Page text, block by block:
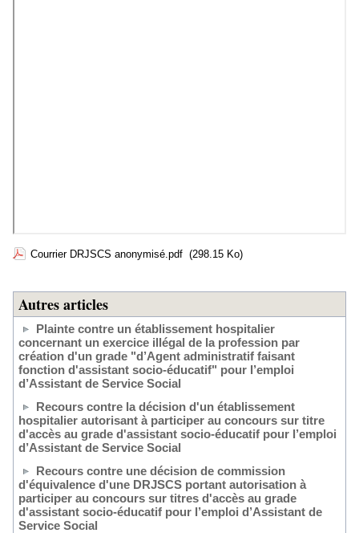
Courrier DRJSCS anonymisé.pdf (298.15 Ko)
Autres articles
Plainte contre un établissement hospitalier
concernant un exercice illégal de la profession par
création d'un grade "d’Agent administratif faisant
fonction d'assistant socio-éducatif" pour l’emploi
d’Assistant de Service Social
Recours contre la décision d'un établissement
hospitalier autorisant à participer au concours sur titre
d'accès au grade d'assistant socio-éducatif pour l’emploi
d’Assistant de Service Social
Recours contre une décision de commission
d'équivalence d'une DRJSCS portant autorisation à
participer au concours sur titres d'accès au grade
d'assistant socio-éducatif pour l’emploi d’Assistant de
Service Social